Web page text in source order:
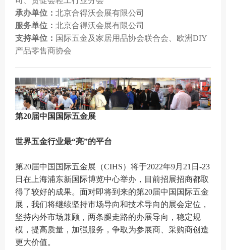
承办单位： 北京合得沃会展有限公司
服务单位： 北京合得沃会展有限公司
支持单位： 国际五金及家居用品协会联合会、欧洲DIY
产品零售商协会
第20届中国国际五金展
世界五金行业最“亮”的平台
第20届中国国际五金展（CIHS）将于2022年9月21日-23
日在上海浦东新国际博览中心举办，目前招展招商都取
得了较好的成果。面对即将到来的第20届中国国际五金
展，我们将继续坚持市场导向和技术导向的展会定位，
坚持内外市场兼顾，两条腿走路的办展导向，稳定规
模，提高质量，加强服务，争取为参展商、采购商创造
更大价值。